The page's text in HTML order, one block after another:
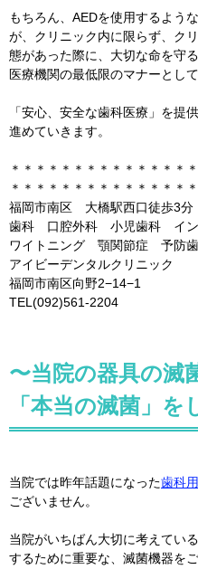
もちろん、AEDを使用するよう
が、クリニック内に限らず、ク
態があった際に、大切な命を守る
医療機関の最低限のマナーとし
「安心、安全な歯科医療」を提
進めていきます。
＊＊＊＊＊＊＊＊＊＊＊＊＊＊
＊＊＊＊＊＊＊＊＊＊＊＊＊＊
福岡市南区 大橋駅西口徒歩3
歯科 口腔外科 小児歯科 イ
ワイトニング 顎関節症 予防
アイビーデンタルクリニック
福岡市南区向野2−14−1
TEL(092)561-2204
〜当院の器具の滅
「本当の滅菌」を
当院では昨年話題になった歯科
ございません。
当院がいちばん大切に考えてい
するために重要な、滅菌機器を